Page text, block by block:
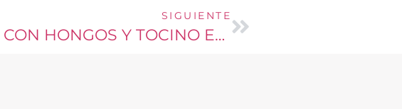
SIGUIENTE
CARNE MECHADA CON HONGOS Y TOCINO EN SALSA DE VINO